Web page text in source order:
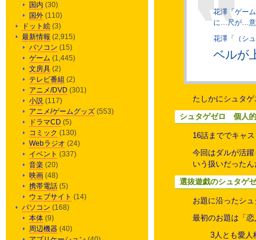
花澤「ゲー
に…尺が…意
花澤「（シ
ベルが
たしかにシュタ
シュタゲゼロ 個人
16話まででキャ
今回はダルが活
いう扱いだったん
選抜遊戯のシュタゲ
お題に沿ったシ
最初のお題は「恋
3人とも愛人
国内 (30)
国外 (110)
ドット絵 (3)
最新情報 (2,915)
パソコン (15)
ゲーム (1,445)
文房具 (2)
テレビ番組 (2)
アニメ/DVD (301)
小説 (117)
アニメ/ゲームグッズ (553)
ドラマCD (5)
コミック (130)
Webラジオ (24)
イベント (337)
音楽 (20)
映画 (48)
携帯電話 (5)
ウェブサイト (14)
パソコン (168)
本体 (9)
周辺機器 (40)